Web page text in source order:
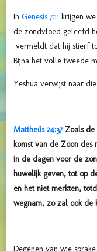
In Genesis 7:11 krijgen
de zondvloed geleefd
vermeldt dat hij stierf
Bijna het volle tweede
Yeshua verwijst naar
Mattheüs 24:37Zoals de
komst van de Zoon des
in de dagen voor de
huwelijk geven, tot op
en het niet merkten,
wegnam, zo zal ook de
Degenen van wie